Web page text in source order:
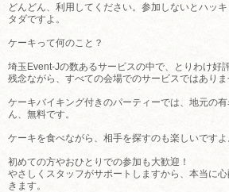
どんどん、利用してください。参加しないとハッ
タダですよ。
ケーキって何のこと？
埼玉Event-Jの数あるサービスの中で、とりわけ好
残念ながら、すべての会場でのサービスではありま
ケーキバイキング付きのパーティーでは、地元の
ん、無料です。
ケーキを食べながら、相手を探すのも楽しいですよ
初めての方やおひとりでの参加も大歓迎！
やさしくスタッフがサポートしますから、本当に
きます。